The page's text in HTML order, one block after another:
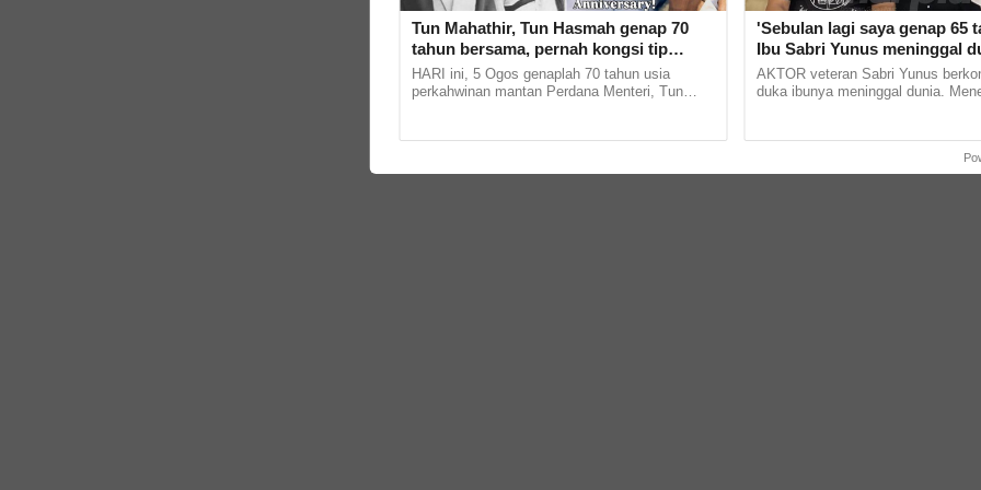
Tun Mahathir, Tun Hasmah genap 70
tahun bersama, pernah kongsi tip
bahagia. 'Tak suka sakitkan hati
pasangan, kahwin sampai akhir hayat'
HARI ini, 5 Ogos genaplah 70 tahun usia
perkahwinan mantan Perdana Menteri, Tun
'Sebulan lagi saya genap 65
Ibu Sabri Yunus meninggal
AKTOR veteran Sabri Yunus
duka ibunya meninggal dunia.